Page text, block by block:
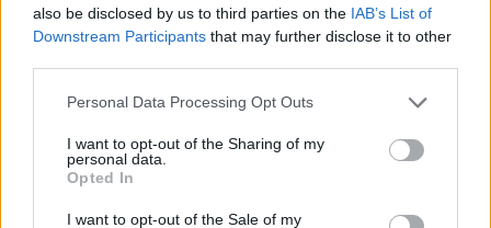
also be disclosed by us to third parties on the IAB’s List of
Downstream Participants that may further disclose it to other
Personal Data Processing Opt Outs
I want to opt-out of the Sharing of my
personal data.
Opted In
I want to opt-out of the Sale of my